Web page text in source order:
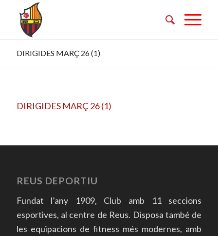
DIRIGIDES MARÇ 26 (1)
DIRIGIDES MARÇ 26 (1)
REUS DEPORTIU
Fundat l’any 1909, Club amb 11 seccions
esportives, al centre de Reus. Disposa també de
les equipacions de fitness més modernes, amb